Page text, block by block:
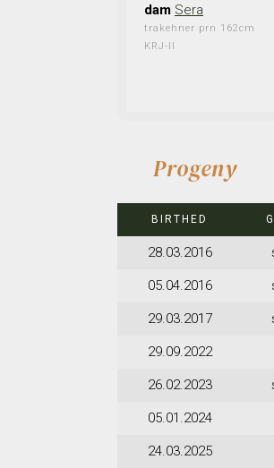
dam Sera
trakehner prn 162cm
KRJ-II
Progeny
BIRTHED
28.03.2016
05.04.2016
29.03.2017
29.09.2022
26.02.2023
05.01.2024
24.03.2025